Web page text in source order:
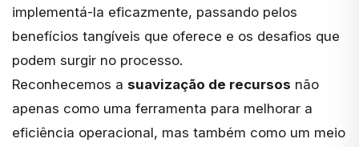
implementá-la eficazmente, passando pelos
benefícios tangíveis que oferece e os desafios que
podem surgir no processo.
Reconhecemos a suavização de recursos não
apenas como uma ferramenta para melhorar a
eficiência operacional, mas também como um meio